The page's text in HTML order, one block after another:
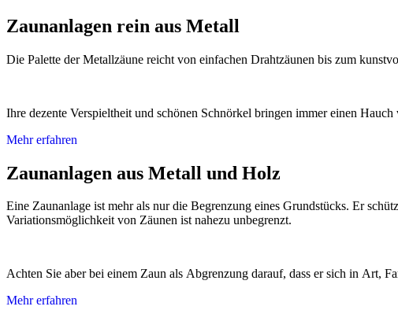
Zaunanlagen rein aus Metall
Die Palette der Metallzäune reicht von einfachen Drahtzäunen bis zum
Ihre dezente Verspieltheit und schönen Schnörkel bringen immer einen
Mehr erfahren
Zaunanlagen aus Metall und Holz
Eine Zaunanlage ist mehr als nur die Begrenzung eines Grundstücks. Er
Variationsmöglichkeit von Zäunen ist nahezu unbegrenzt.
Achten Sie aber bei einem Zaun als Abgrenzung darauf, dass er sich in Art,
Mehr erfahren